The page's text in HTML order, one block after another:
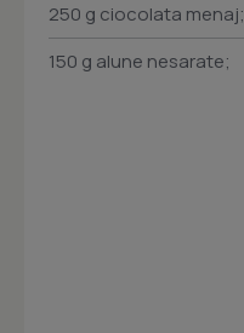
250 g ciocolata menaj;
150 g alune nesarate;